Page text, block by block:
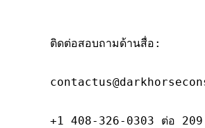
ติดต่อสอบถามด้านสื่อ:
+1 408-326-0303 ต่อ 209